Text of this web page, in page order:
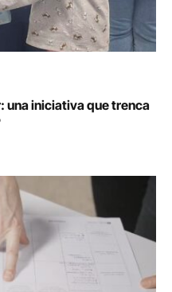
una iniciativa que trenca